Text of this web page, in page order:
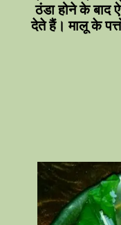
ठंडा होने के बाद
देते हैं। मालू के